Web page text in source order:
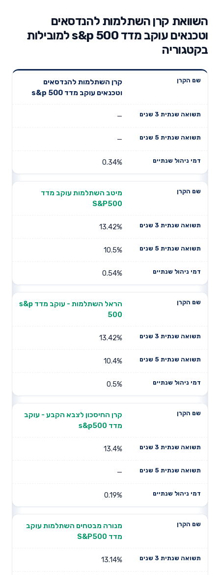
השוואת קרן השתלמות להנדסאים
וטכנאים עוקב מדד s&p 500 למובילות
בקטגוריה
שנתית 3
תשואה
שנתית 5
שנתיים
קרן השתלמות להנדסאים
וטכנאים עוקב מדד s&p 500
—
—
0.34%
מיטב השתלמות עוקב מדד
S&P500
13.42%
10.5%
0.54%
הראל השתלמות - עוקב מדד s&p
500
13.42%
10.4%
0.5%
קרן החיסכון לצבא הקבע - עוקב
מדד s&p500
13.4%
—
0.19%
מנורה מבטחים השתלמות עוקב
מדד S&P500
13.14%